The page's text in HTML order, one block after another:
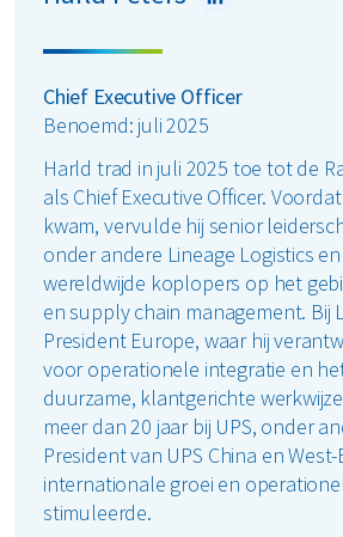
Chief Executive Officer
Benoemd: juli 2025
Harld trad in juli 2025 toe tot de
als Chief Executive Officer.
kwam, vervulde hij senior
onder andere Lineage Logistics en
wereldwijde koplopers op het
en supply chain management. Bij
President Europe, waar hij
voor operationele integratie en
duurzame, klantgerichte
meer dan 20 jaar bij UPS, onder
President van UPS China en
internationale groei en
stimuleerde.